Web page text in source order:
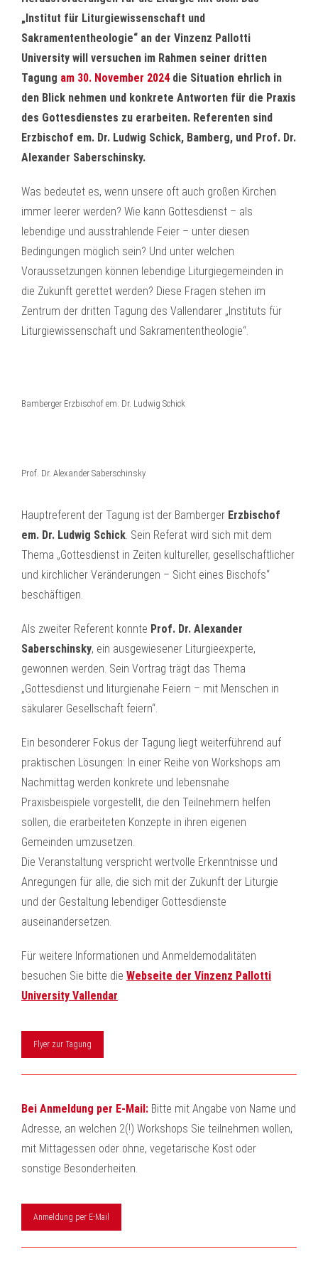
„Institut für Liturgiewissenschaft und
Sakramententheologie“ an der Vinzenz Pallotti
University will versuchen im Rahmen seiner dritten
Tagung am 30. November 2024 die Situation ehrlich in
den Blick nehmen und konkrete Antworten für die Praxis
des Gottesdienstes zu erarbeiten. Referenten sind
Erzbischof em. Dr. Ludwig Schick, Bamberg, und Prof. Dr.
Alexander Saberschinsky.
Was bedeutet es, wenn unsere oft auch großen Kirchen
immer leerer werden? Wie kann Gottesdienst – als
lebendige und ausstrahlende Feier – unter diesen
Bedingungen möglich sein? Und unter welchen
Voraussetzungen können lebendige Liturgiegemeinden in
die Zukunft gerettet werden? Diese Fragen stehen im
Zentrum der dritten Tagung des Vallendarer „Instituts für
Liturgiewissenschaft und Sakramententheologie“.
Bamberger Erzbischof em. Dr. Ludwig Schick
Prof. Dr. Alexander Saberschinsky
Hauptreferent der Tagung ist der Bamberger Erzbischof
em. Dr. Ludwig Schick. Sein Referat wird sich mit dem
Thema „Gottesdienst in Zeiten kultureller, gesellschaftlicher
und kirchlicher Veränderungen – Sicht eines Bischofs“
beschäftigen.
Als zweiter Referent konnte Prof. Dr. Alexander
Saberschinsky, ein ausgewiesener Liturgieexperte,
gewonnen werden. Sein Vortrag trägt das Thema
„Gottesdienst und liturgienahe Feiern – mit Menschen in
säkularer Gesellschaft feiern“.
Ein besonderer Fokus der Tagung liegt weiterführend auf
praktischen Lösungen: In einer Reihe von Workshops am
Nachmittag werden konkrete und lebensnahe
Praxisbeispiele vorgestellt, die den Teilnehmern helfen
sollen, die erarbeiteten Konzepte in ihren eigenen
Gemeinden umzusetzen.
Die Veranstaltung verspricht wertvolle Erkenntnisse und
Anregungen für alle, die sich mit der Zukunft der Liturgie
und der Gestaltung lebendiger Gottesdienste
auseinandersetzen.
Für weitere Informationen und Anmeldemodalitäten
besuchen Sie bitte die Webseite der Vinzenz Pallotti
University Vallendar.
Flyer zur Tagung
Bei Anmeldung per E-Mail: Bitte mit Angabe von Name und
Adresse, an welchen 2(!) Workshops Sie teilnehmen wollen,
mit Mittagessen oder ohne, vegetarische Kost oder
sonstige Besonderheiten.
Anmeldung per E-Mail